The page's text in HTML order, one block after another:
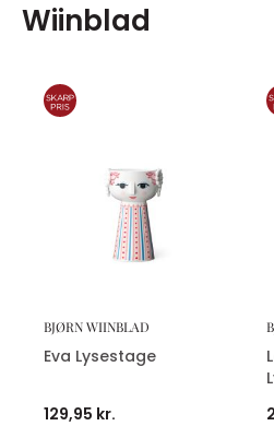
Wiinblad
BJØRN WIINBLAD
Eva Lysestage
129,95 kr.